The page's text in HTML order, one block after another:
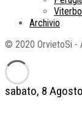
sabato, 8
Viterbo
Archivio
© 2020 OrvietoSi -